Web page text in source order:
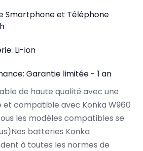
Smartphone et Téléphone
Li-ion
Garantie limitée - 1 an
de haute qualité avec une
compatible avec Konka W960
les modèles compatibles se
batteries Konka
à toutes les normes de